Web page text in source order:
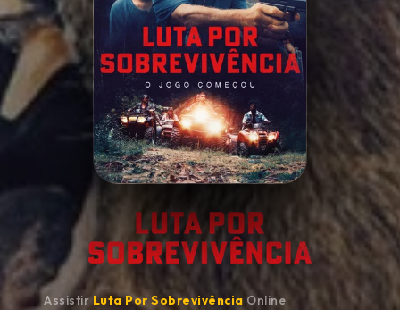
Assistir Luta Por Sobrevivência Online